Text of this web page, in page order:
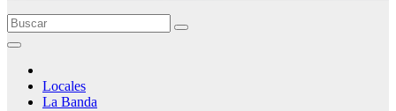
Locales
La Banda